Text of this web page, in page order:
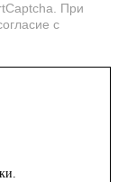
При
с